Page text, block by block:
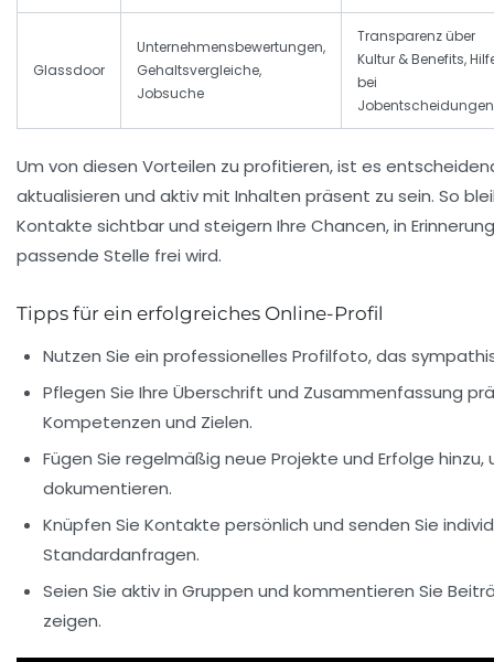
Glassdoor
Unternehmensbewertungen,
Gehaltsvergleiche,
Jobsuche
Transparenz über
Kultur & Benefits,
bei
Jobentscheidungen
Um von diesen Vorteilen zu profitieren, ist es
aktualisieren und aktiv mit Inhalten präsent zu sein. So
Kontakte sichtbar und steigern Ihre Chancen, in
passende Stelle frei wird.
Tipps für ein erfolgreiches Online-Profil
Nutzen Sie ein professionelles Profilfoto, das
Pflegen Sie Ihre Überschrift und Zusammenfassung
Kompetenzen und Zielen.
Fügen Sie regelmäßig neue Projekte und Erfolge hinzu,
dokumentieren.
Knüpfen Sie Kontakte persönlich und senden Sie
Standardanfragen.
Seien Sie aktiv in Gruppen und kommentieren Sie
zeigen.